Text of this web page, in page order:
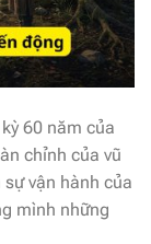
60 năm của
chỉnh của vũ
vận hành của
mình những